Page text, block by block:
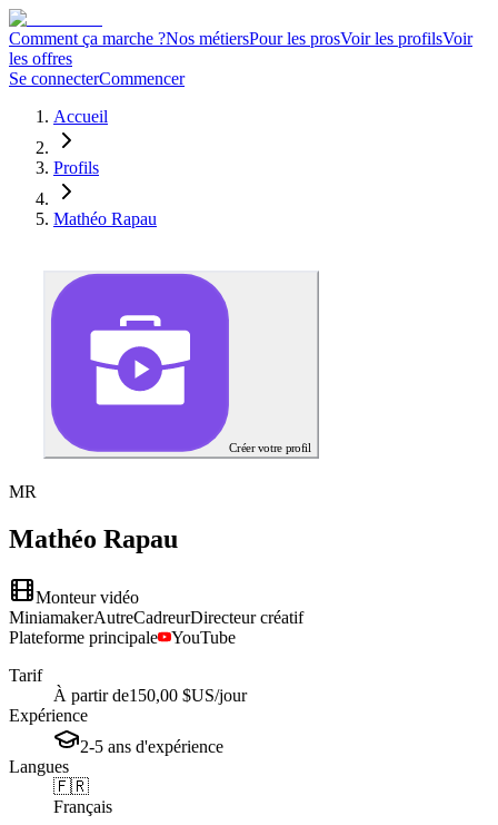
Comment ça marche ?Nos métiersPour les prosVoir les profilsVoir
les offres
Se connecterCommencer
Accueil
Profils
Mathéo Rapau
Créer votre profil
MR
Mathéo Rapau
Monteur vidéo
MiniamakerAutreCadreurDirecteur créatif
Plateforme principale
YouTube
Tarif
À partir de150,00 $US/jour
Expérience
2-5 ans d'expérience
Langues
🇫🇷
Français